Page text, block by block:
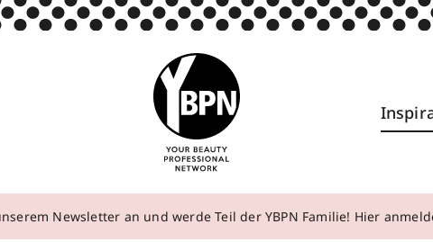
Newsletter an und werde Teil der YBPN Familie! Hier